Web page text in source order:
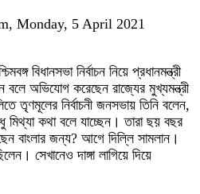
Monday, 5 April 2021
বিধানসভা নির্বাচন নিয়ে প্রধানমন্ত্রী
বলে অভিযোগ করেছেন রাজ্যের মুখ্যমন্ত্রী
তৃণমূলের নির্বাচনী জনসভায় তিনি বলেন,
কথা বলে যাচ্ছেন। তারা ছয় বছর
বাংলার জন্য? আগে দিল্লি সামলান।
সেখানেও দাঙ্গা লাগিয়ে দিয়ে